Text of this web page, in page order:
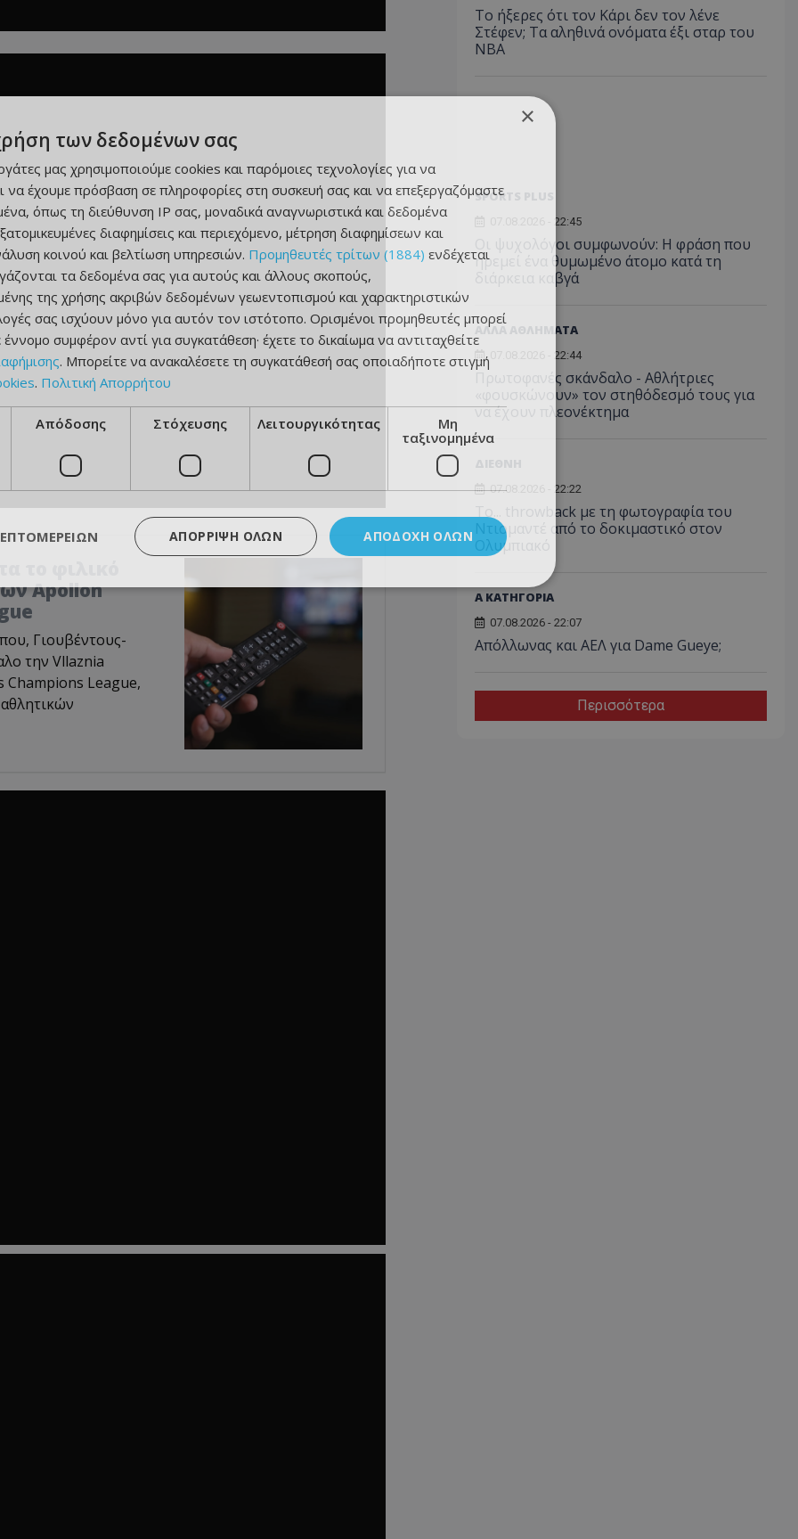
το φιλικό
Apollon
Γιουβέντους-
την Vllaznia
Champions League,
Το ήξερες ότι τον Κάρι δεν τον λένε
Στέφεν; Τα αληθινά ονόματα έξι σταρ του
NBA
SPORTS PLUS
07.08.2026 - 22:45
Οι ψυχολόγοι συμφωνούν: Η φράση που
ηρεμεί ένα θυμωμένο άτομο κατά τη
διάρκεια καβγά
ΑΛΛΑ ΑΘΛΗΜΑΤΑ
07.08.2026 - 22:44
Πρωτοφανές σκάνδαλο - Aθλήτριες
«φουσκώνουν» τον στηθόδεσμό τους για
να έχουν πλεονέκτημα
07.08.2026 - 22:22
Το... throwback με τη φωτογραφία του
Ντιομαντέ από το δοκιμαστικό στον
Ολυμπιακό
Α ΚΑΤΗΓΟΡΙΑ
07.08.2026 - 22:07
Απόλλωνας και ΑΕΛ για Dame Gueye;
Περισσότερα
×
των δεδομένων σας
μας χρησιμοποιούμε cookies και παρόμοιες τεχνολογίες για να
να έχουμε πρόσβαση σε πληροφορίες στη συσκευή σας και να επεξεργαζόμαστε
όπως τη διεύθυνση IP σας, μοναδικά αναγνωριστικά και δεδομένα
διαφημίσεις και περιεχόμενο, μέτρηση διαφημίσεων και
κοινού και βελτίωση υπηρεσιών. Προμηθευτές τρίτων (1884) ενδέχεται
τα δεδομένα σας για αυτούς και άλλους σκοπούς,
της χρήσης ακριβών δεδομένων γεωεντοπισμού και χαρακτηριστικών
σας ισχύουν μόνο για αυτόν τον ιστότοπο. Ορισμένοι προμηθευτές μπορεί
συμφέρον αντί για συγκατάθεση· έχετε το δικαίωμα να αντιταχθείτε
. Μπορείτε να ανακαλέσετε τη συγκατάθεσή σας οποιαδήποτε στιγμή
. Πολιτική Απορρήτου
Απόδοσης Στόχευσης Λειτουργικότητας
Μη
ταξινομημένα
ΑΠΟΔΟΧΉ ΌΛΩΝ
ΑΠΌΡΡΙΨΗ ΌΛΩΝ